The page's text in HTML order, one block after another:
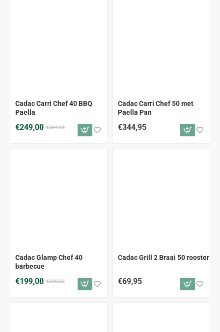
Cadac Carri Chef 40 BBQ
Paella
€249,00 €284,95
Cadac Carri Chef 50 met
Paella Pan
€344,95
Cadac Glamp Chef 40
barbecue
€199,00 €229,00
Cadac Grill 2 Braai 50 rooster
€69,95